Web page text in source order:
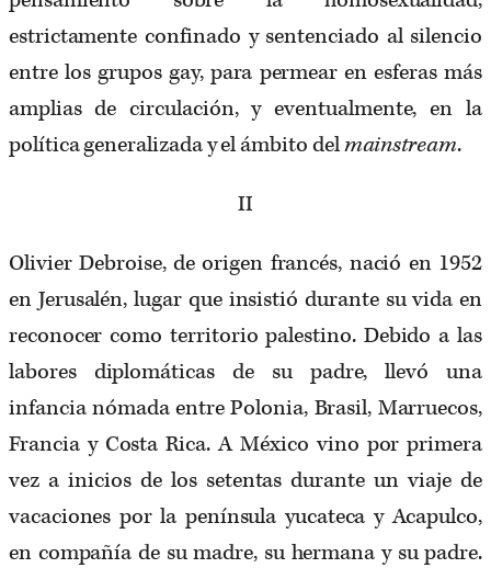
estrictamente confinado y sentenciado al silencio
entre los grupos gay, para permear en esferas más
amplias de circulación, y eventualmente, en la
política generalizada y el ámbito delmainstream.
II
Olivier Debroise, de origen francés, nació en 1952
en Jerusalén, lugar que insistió durante su vida en
reconocer como territorio palestino. Debido a las
labores diplomáticas de su padre, llevó una
infancia nómada entre Polonia, Brasil, Marruecos,
Francia y Costa Rica. A México vino por primera
vez a inicios de los setentas durante un viaje de
vacaciones por la península yucateca y Acapulco,
en compañía de su madre, su hermana y su padre.